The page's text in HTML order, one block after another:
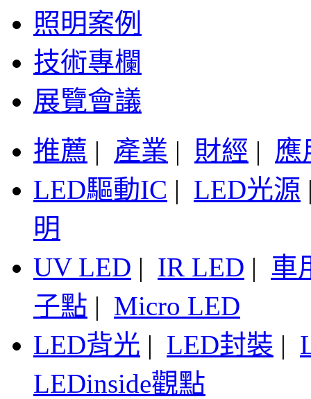
照明案例
技術專欄
展覽會議
推薦 | 產業 | 財經 | 應
LED驅動IC | LED光源
明
UV LED | IR LED | 車
子點 | Micro LED
LED背光 | LED封裝 |
LEDinside觀點